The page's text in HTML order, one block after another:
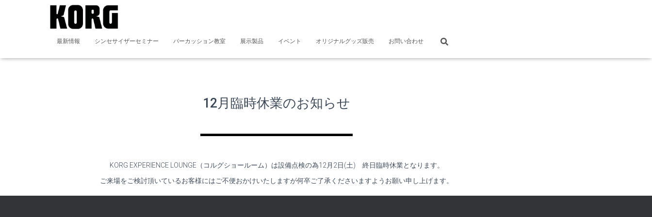
最新情報 シンセサイザーセミナー パーカッション教室 展示製品 イベント オリジナルグッズ販売 お問い合わせ
12月臨時休業のお知らせ
KORG EXPERIENCE LOUNGE（コルグショールーム）は設備点検の為12月2日(土) 終日臨時休業となります。
ご来場をご検討頂いているお客様にはご不便おかけいたしますが何卒ご了承くださいますようお願い申し上げます。